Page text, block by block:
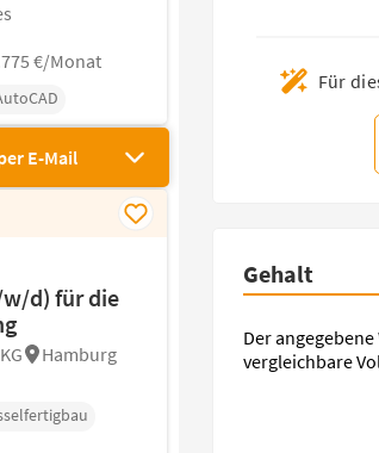
€/Monat
E-Mail
d) für die
Hamburg
Für
Gehalt
Der
vergleichbare